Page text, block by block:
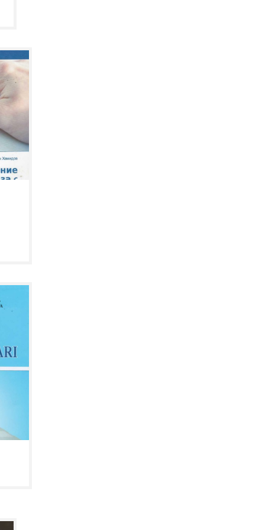
texnologiyalari fanining predmeti,
ilmiy-nazariy asoslari, tibbiy
texnologiyalar va noan'ayaviy